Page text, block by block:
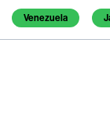
Venezuela